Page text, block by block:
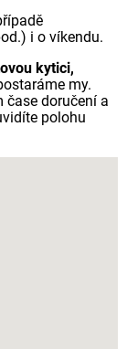
i o víkendu.
kytici,
my.
čase doručení a
polohu